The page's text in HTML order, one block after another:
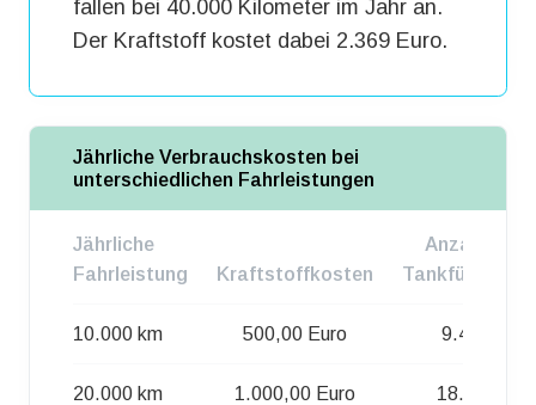
fallen bei 40.000 Kilometer im Jahr an.
Der Kraftstoff kostet dabei 2.369 Euro.
Jährliche Verbrauchskosten bei
unterschiedlichen Fahrleistungen
Jährliche
Fahrleistung
Kraftstoffkosten
Anzahl d.
Tankfüllungen
10.000 km 500,00 Euro 9.407
20.000 km 1.000,00 Euro 18.814